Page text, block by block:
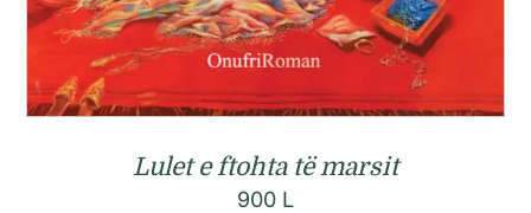
Lulet e ftohta të marsit
900 L